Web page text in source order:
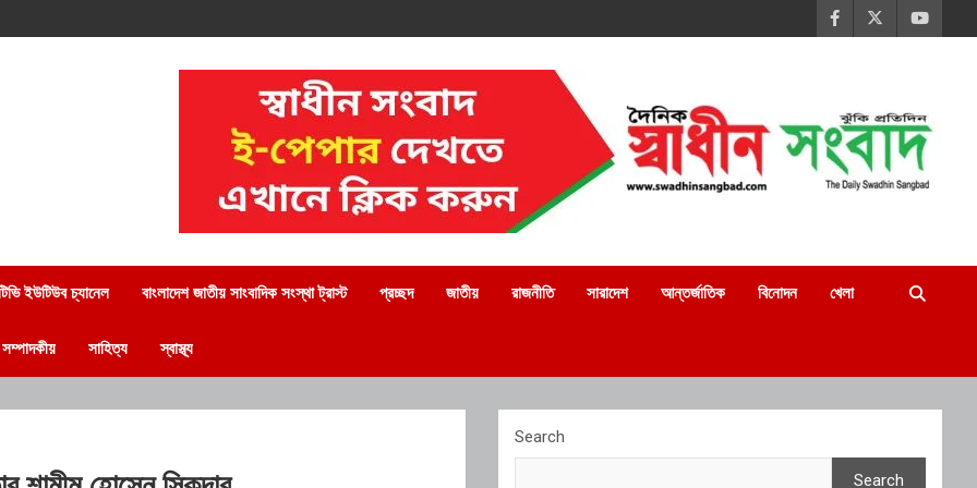
ইউটিউব চ্যানেল বাংলাদেশ জাতীয় সাংবাদিক সংস্থা ট্রাস্ট প্রচ্ছদ জাতীয় রাজনীতি সারাদেশ আন্তর্জাতিক বিনোদন খেলা
সম্পাদকীয় সাহিত্য স্বাস্থ্য
Search
Search